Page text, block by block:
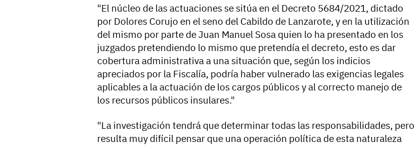
"El núcleo de las actuaciones se sitúa en el Decreto 5684/2021, dictado
por Dolores Corujo en el seno del Cabildo de Lanzarote, y en la utilización
del mismo por parte de Juan Manuel Sosa quien lo ha presentado en los
juzgados pretendiendo lo mismo que pretendía el decreto, esto es dar
cobertura administrativa a una situación que, según los indicios
apreciados por la Fiscalía, podría haber vulnerado las exigencias legales
aplicables a la actuación de los cargos públicos y al correcto manejo de
los recursos públicos insulares."
"La investigación tendrá que determinar todas las responsabilidades, pero
resulta muy difícil pensar que una operación política de esta naturaleza